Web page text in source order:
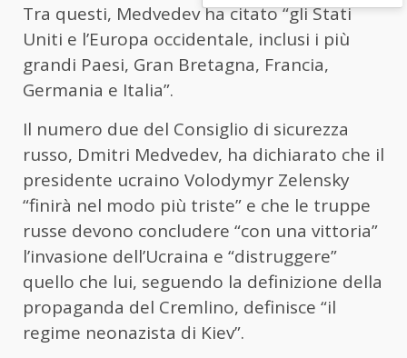
Tra questi, Medvedev ha citato “gli Stati
Uniti e l’Europa occidentale, inclusi i più
grandi Paesi, Gran Bretagna, Francia,
Germania e Italia”.
Il numero due del Consiglio di sicurezza
russo, Dmitri Medvedev, ha dichiarato che il
presidente ucraino Volodymyr Zelensky
“finirà nel modo più triste” e che le truppe
russe devono concludere “con una vittoria”
l’invasione dell’Ucraina e “distruggere”
quello che lui, seguendo la definizione della
propaganda del Cremlino, definisce “il
regime neonazista di Kiev”.